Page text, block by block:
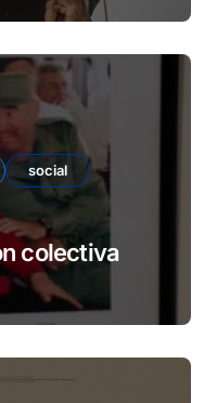
social
colectiva